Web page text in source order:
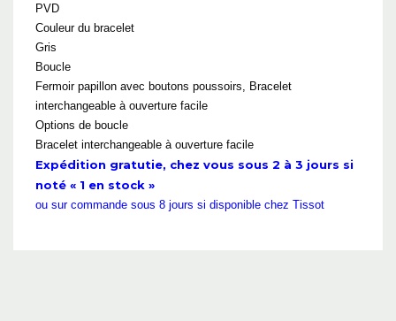
PVD
Couleur du bracelet
Gris
Boucle
Fermoir papillon avec boutons poussoirs, Bracelet
interchangeable à ouverture facile
Options de boucle
Bracelet interchangeable à ouverture facile
Expédition gratutie, chez vous sous 2 à 3 jours si
noté « 1 en stock »
ou sur commande sous 8 jours si disponible chez Tissot